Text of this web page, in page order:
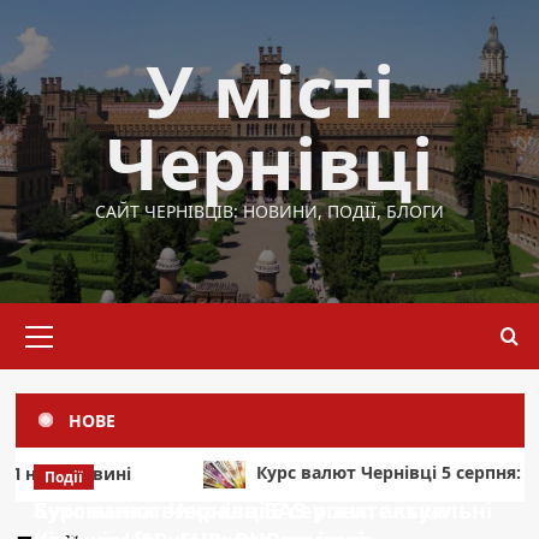
до
вмісту
У місті
Чернівці
САЙТ ЧЕРНІВЦІВ: НОВИНИ, ПОДІЇ, БЛОГИ
меню
НОВЕ
Курс валют Чернівці 5 серпня: актуальні ціни на
Події
Події